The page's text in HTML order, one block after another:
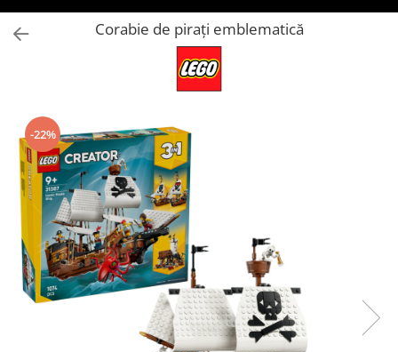
Extensii boardgames
Card Games (jocuri cu carti)
Party Games (jocuri de petrecere)
Jocuri pentru copii
Smart Games
Puzzle-uri logice
Jocuri cu miniaturi
Battletech
Final Girl - solo game
Miniaturi Arkham Horror
Corabie de pirați emblematică
-22%